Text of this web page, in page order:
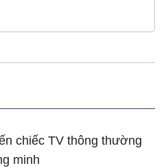
chiếc TV thông thường
minh